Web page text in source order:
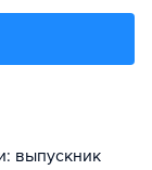
выпускник